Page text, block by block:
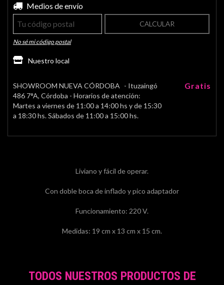
Entregas para el CP:
Medios de envío
CALCULAR
No sé mi código postal
Nuestro local
SHOWROOM NUEVA CÓRDOBA - Ituzaingó
486 7°A, Córdoba - Horarios de atención:
Martes a viernes de 11:00 a 14:00 hs y de 15:30
a 18:30 hs. Sábados de 11:00 a 15:00 hs.
Gratis
Liviano y fácil de operar.
Con doble boca de inflado y pico adaptador
Funcionamiento: 220 V.
Medidas: 19 cm x 13 cm x 15 cm.
TODOS NUESTROS PRODUCTOS DE